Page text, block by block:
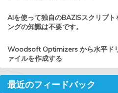
AIを使って独自のBAZISスクリプ
ングの知識は不要です。
Woodsoft Optimizers から水平ド
ァイルを作成する
最近のフィードバック